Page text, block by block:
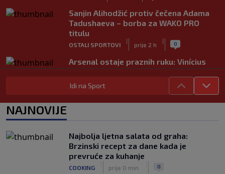
Sanjin Alihodžić protiv čečena Adama
Tadushaeva – borba za WAKO PRO
titulu
OSTALI SPORTOVI
|
prije 2 h
| 0
Arsenal ostaje praznih ruku: Vinícius
Júnior i Real Madrid postigli dogovor
NOGOMET
NOGOMET
| | 0
Izvinjenje s elementima prijetnje i
„gomila slabića“ u UEFA-i
Idi na Sport
NAJNOVIJE
Najbolja ljetna salata od graha:
Brzinski recept za dane kada je
prevruće za kuhanje
COOKING prije 0 min. 0